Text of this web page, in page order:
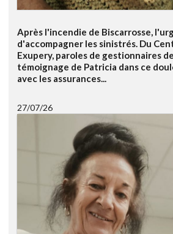
Après l'incendie de Biscarrosse,
d'accompagner les sinistrés. Du
Exupery, paroles de gestionnaires
témoignage de Patricia dans ce
avec les assurances...
27/07/26